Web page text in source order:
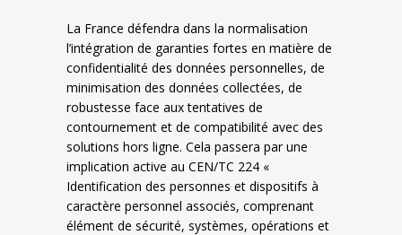
La France défendra dans la normalisation
l’intégration de garanties fortes en matière de
confidentialité des données personnelles, de
minimisation des données collectées, de
robustesse face aux tentatives de
contournement et de compatibilité avec des
solutions hors ligne. Cela passera par une
implication active au CEN/TC 224 «
Identification des personnes et dispositifs à
caractère personnel associés, comprenant
élément de sécurité, systèmes, opérations et